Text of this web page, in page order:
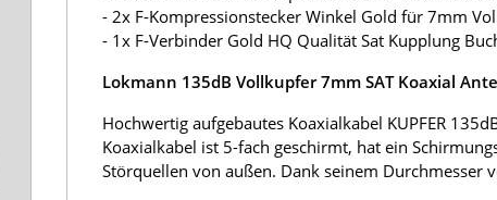
- 2x F-Kompressionstecker Winkel Gold für 7mm
- 1x F-Verbinder Gold HQ Qualität Sat Kupplung
Lokmann 135dB Vollkupfer 7mm SAT Koaxial
Hochwertig aufgebautes Koaxialkabel KUPFER
Koaxialkabel ist 5-fach geschirmt, hat ein
Störquellen von außen. Dank seinem Durchmesser